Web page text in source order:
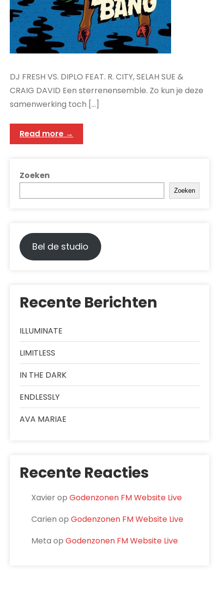
DJ FRESH VS. DIPLO FEAT. R. CITY, SELAH SUE &
CRAIG DAVID Een sterrenensemble. Zo kun je deze
samenwerking toch […]
Read more →
Zoeken
Zoeken
Bel de studio
Recente Berichten
ILLUMINATE
LIMITLESS
IN THE DARK
ENDLESSLY
AVA MARIAE
Recente Reacties
Xavierop Godenzonen FM Website Live
Carien op Godenzonen FM Website Live
Meta op Godenzonen FM Website Live